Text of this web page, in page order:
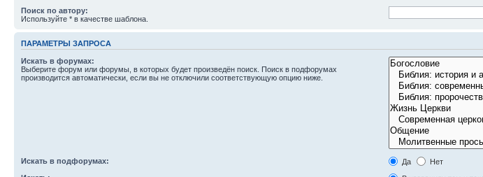
Поиск по автору:
Используйте * в качестве шаблона.
ПАРАМЕТРЫ ЗАПРОСА
Искать в форумах:
Выберите форум или форумы, в которых будет произведён поиск. Поиск в подфорумах
производится автоматически, если вы не отключили соответствующую опцию ниже.
Искать в подфорумах: Да
Нет